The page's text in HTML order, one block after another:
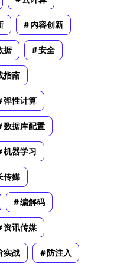
内容创新
据 安全
指南
弹性计算
数据库配置
机器学习
传媒
编解码
资讯传媒
实战 防注入